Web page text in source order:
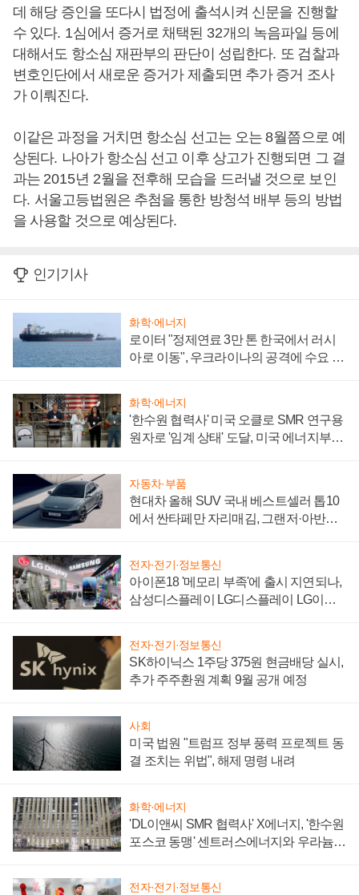
데 해당 증인을 또다시 법정에 출석시켜 신문을 진행할
수 있다. 1심에서 증거로 채택된 32개의 녹음파일 등에
대해서도 항소심 재판부의 판단이 성립한다. 또 검찰과
변호인단에서 새로운 증거가 제출되면 추가 증거 조사
가 이뤄진다.
이같은 과정을 거치면 항소심 선고는 오는8월쯤으로 예
상된다. 나아가 항소심 선고 이후 상고가 진행되면 그 결
과는 2015년 2월을 전후해 모습을 드러낼 것으로 보인
다. 서울고등법원은 추첨을 통한 방청석 배부 등의 방법
을 사용할 것으로 예상된다.
인기기사
화학·에너지
로이터 "정제연료 3만 톤 한국에서 러시
아로 이동", 우크라이나의 공격에 수요 늘
화학·에너지
'한수원 협력사' 미국 오클로 SMR 연구용
원자로 '임계 상태' 도달, 미국 에너지부
자동차·부품
현대차 올해 SUV 국내 베스트셀러 톱10
에서 싼타페만 자리매김, 그랜저·아반떼
전자·전기·정보통신
아이폰18 '메모리 부족'에 출시 지연되나,
삼성디스플레이 LG디스플레이 LG이노
전자·전기·정보통신
SK하이닉스 1주당 375원 현금배당 실시,
추가 주주환원 계획 9월 공개 예정
사회
미국 법원 "트럼프 정부 풍력 프로젝트 동
결 조치는 위법", 해제 명령 내려
화학·에너지
'DL이앤씨 SMR 협력사' X에너지, '한수원
포스코 동맹' 센트러스에너지와 우라늄
전자·전기·정보통신